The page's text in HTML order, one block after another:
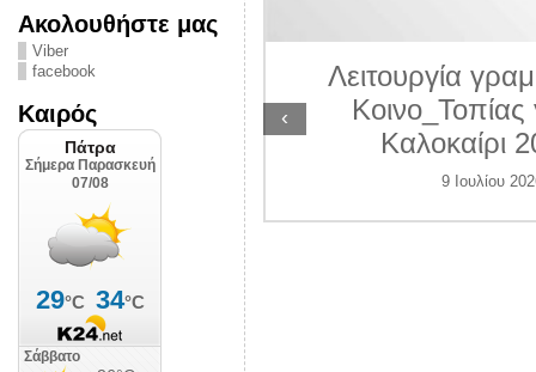
Ακολουθήστε μας
Viber
facebook
Καιρός
2026
Λειτουργία
Κοινο_Τοπίας
Καλοκαίρι
9 Ιουλίου
‹